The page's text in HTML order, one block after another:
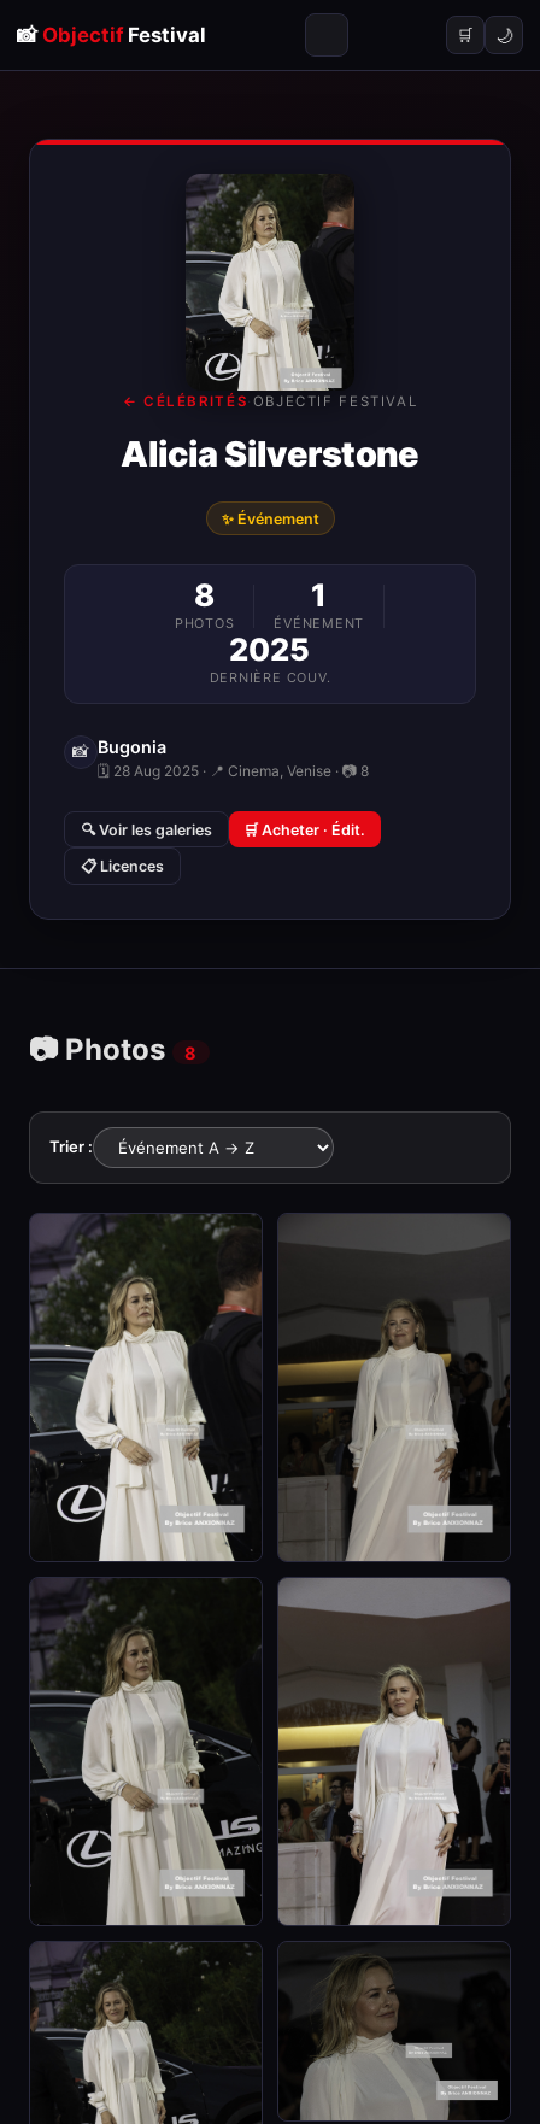
📸 ObjectifFestival 🛒 🌙
← CÉLÉBRITÉS· OBJECTIF FESTIVAL
Alicia Silverstone
✨ Événement
8
PHOTOS
1
ÉVÉNEMENT
2025
DERNIÈRE COUV.
📸 Bugonia
🗓 28 Aug 2025 · 📍 Cinema, Venise · 📷 8
🔍 Voir les galeries 🛒 Acheter · Édit.
📋 Licences
📷 Photos 8
Trier :